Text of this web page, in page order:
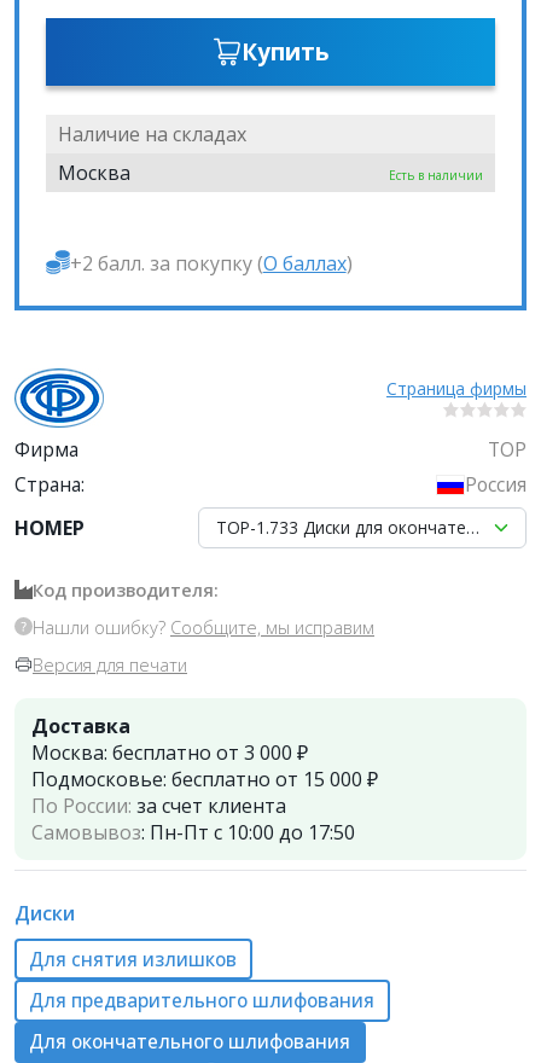
Купить
Наличие на складах
Москва
Есть в наличии
+2 балл. за покупку (О баллах)
Страница фирмы
Фирма
ТОР
Страна:
Россия
НОМЕР
ТОР-1.733 Диски для окончательного
Код производителя:
Нашли ошибку? Сообщите, мы исправим
Версия для печати
Доставка
Москва: бесплатно от 3 000 ₽
Подмосковье: бесплатно от 15 000 ₽
По России: за счет клиента
Самовывоз: Пн-Пт с 10:00 до 17:50
Диски
Для снятия излишков
Для предварительного шлифования
Для окончательного шлифования